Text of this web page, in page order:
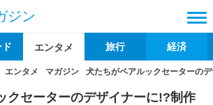
ジン
ド エンタメ 旅行 経済
エンタメ マガジン 犬たちがペアルックセーターの
クセーターのデザイナーに!?制作